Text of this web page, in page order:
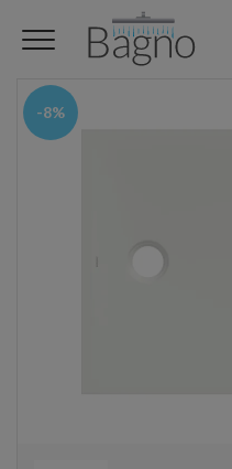
-8%